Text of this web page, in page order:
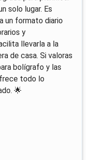
solo lugar. Es
un formato diario
y
llevarla a la
de casa. Si valoras
bolígrafo y las
todo lo
🌟